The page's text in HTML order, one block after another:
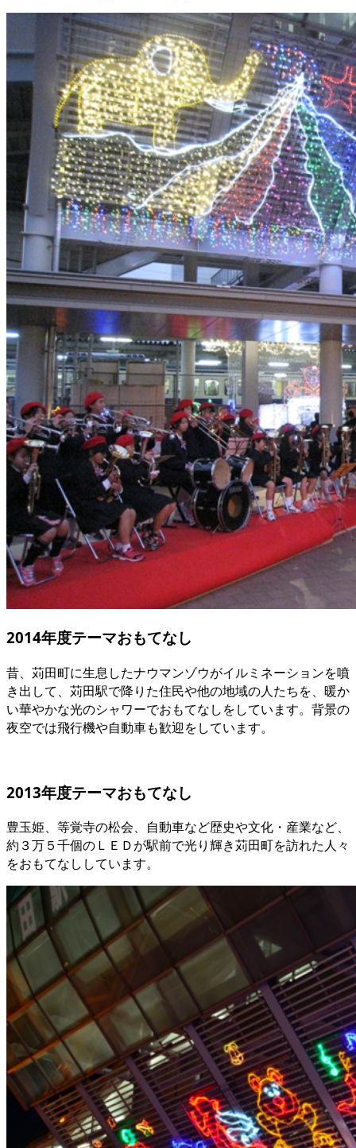
2014年度テーマおもてなし
昔、苅田町に生息したナウマンゾウがイルミネーションを噴
き出して、苅田駅で降りた住民や他の地域の人たちを、暖か
い華やかな光のシャワーでおもてなしをしています。背景の
夜空では飛行機や自動車も歓迎をしています。
2013年度テーマおもてなし
豊玉姫、等覚寺の松会、自動車など歴史や文化・産業など、
約３万５千個のＬＥＤが駅前で光り輝き苅田町を訪れた人々
をおもてなししています。